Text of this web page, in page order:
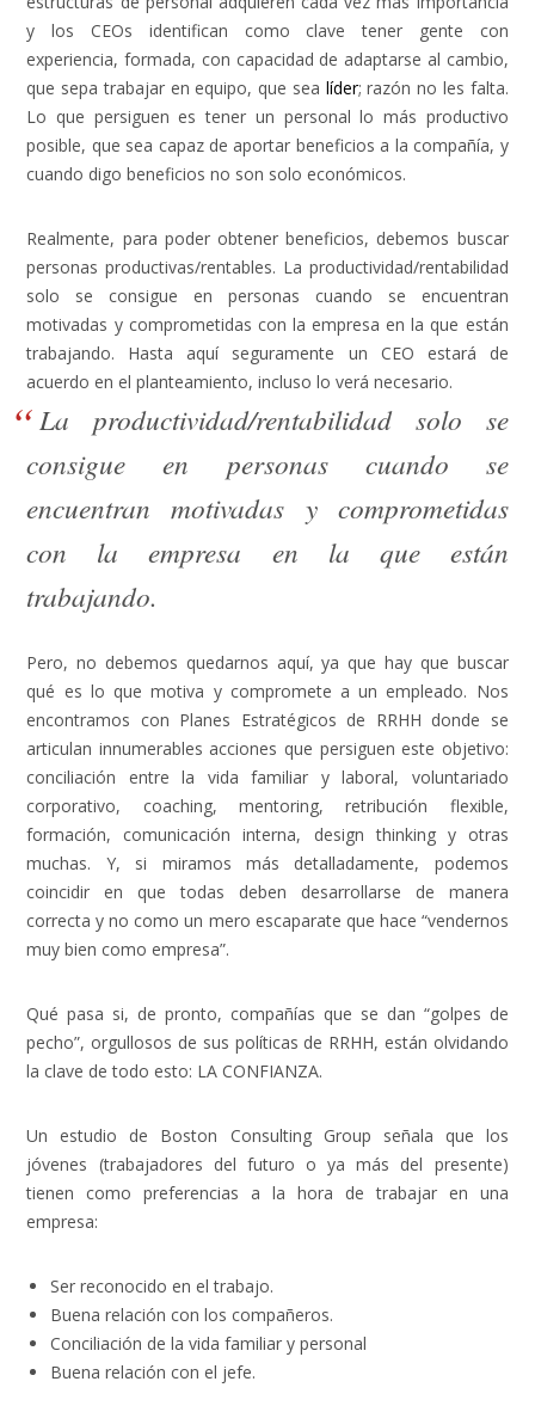
y los CEOs identifican como clave tener gente con
experiencia, formada, con capacidad de adaptarse al cambio,
que sepa trabajar en equipo, que sea líder; razón no les falta.
Lo que persiguen es tener un personal lo más productivo
posible, que sea capaz de aportar beneficios a la compañía, y
cuando digo beneficios no son solo económicos.
Realmente, para poder obtener beneficios, debemos buscar
personas productivas/rentables. La productividad/rentabilidad
solo se consigue en personas cuando se encuentran
motivadas y comprometidas con la empresa en la que están
trabajando. Hasta aquí seguramente un CEO estará de
acuerdo en el planteamiento, incluso lo verá necesario.
La productividad/rentabilidad solo se
consigue en personas cuando se
encuentran motivadas y comprometidas
con la empresa en la que están
trabajando.
Pero, no debemos quedarnos aquí, ya que hay que buscar
qué es lo que motiva y compromete a un empleado. Nos
encontramos con Planes Estratégicos de RRHH donde se
articulan innumerables acciones que persiguen este objetivo:
conciliación entre la vida familiar y laboral, voluntariado
corporativo, coaching, mentoring, retribución flexible,
formación, comunicación interna, design thinking y otras
muchas. Y, si miramos más detalladamente, podemos
coincidir en que todas deben desarrollarse de manera
correcta y no como un mero escaparate que hace “vendernos
muy bien como empresa”.
Qué pasa si, de pronto, compañías que se dan “golpes de
pecho”, orgullosos de sus políticas de RRHH, están olvidando
la clave de todo esto: LA CONFIANZA.
Un estudio de Boston Consulting Group señala que los
jóvenes (trabajadores del futuro o ya más del presente)
tienen como preferencias a la hora de trabajar en una
empresa:
Ser reconocido en el trabajo.
Buena relación con los compañeros.
Conciliación de la vida familiar y personal
Buena relación con el jefe.